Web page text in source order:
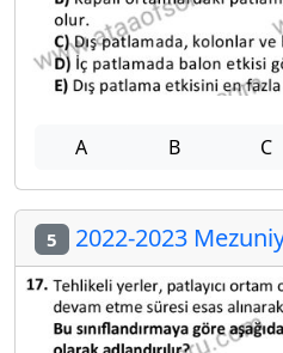
A B C
5 2022-2023